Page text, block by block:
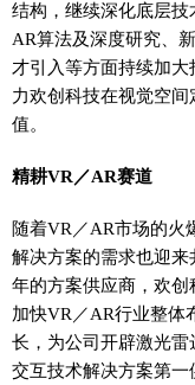
结构，继续深化底层
AR算法及深度研究、
才引入等方面持续加
力欢创科技在视觉空
值。
精耕VR／AR赛道
随着VR／AR市场的火
解决方案的需求也迎
年的方案供应商，欢创
加快VR／AR行业整体
长，为公司开辟激光
交互技术解决方案第一